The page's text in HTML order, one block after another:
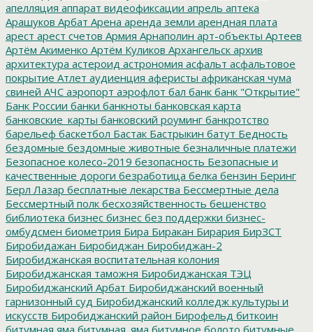
апелляция аппарат видеофиксации апрель аптека
Арашуков Арбат Арена аренда земли арендная плата
арест арест счетов Армия Арнаполин арт-объекты Артеев
Артём Акименко Артём Куликов Архангельск архив
архитектура астероид астрономия асфальт асфальтовое
покрытие Атлет аудиенция аферисты африканская чума
свиней АЧС аэропорт аэрофлот бал банк банк "Открытие"
Банк России банки банкноты банковская карта
банковские_карты банковский роуминг банкротство
барельеф баскетбол Бастак Бастрыкин батут Бедность
бездомные бездомные животные безналичные платежи
Безопасное колесо-2019 безопасность Безопасные и
качественные дороги безработица белка бензин Беринг
Берл Лазар бесплатные лекарства Бессмертные дела
Бессмертный полк бесхозяйственность бешенство
библиотека бизнес бизнес без поддержки бизнес-
омбудсмен биометрия Бира Биракан Бирария БирЗСТ
Биробидажан Биробиджан Биробиджан-2
Биробиджанская воспитательная колония
Биробиджанская таможня Биробиджанская ТЭЦ
Биробиджанский Арбат Биробиджанский военный
гарнизонный суд Биробиджанский колледж культуры и
искусств Биробиджанский район Бирофельд биткоин
битумная яма битумная_яма битумное болото битумные